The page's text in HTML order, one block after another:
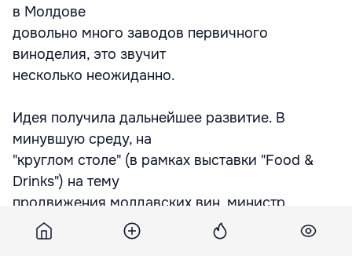
в Молдове
довольно много заводов первичного
виноделия, это звучит
несколько неожиданно.
Идея получила дальнейшее развитие. В
минувшую среду, на
"круглом столе" (в рамках выставки "Food &
Drinks") на тему
продвижения молдавских вин, министр
экономики и торговли
Валериу Лазэр сказал: "Главный урок, который